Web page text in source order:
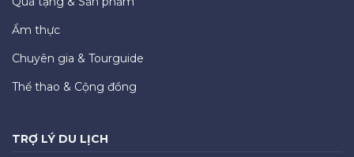
Ẩm thực
Chuyên gia & Tourguide
Thể thao & Cộng đồng
TRỢ LÝ DU LỊCH